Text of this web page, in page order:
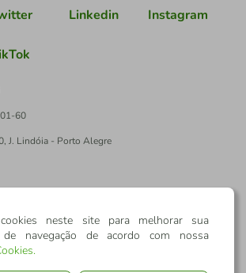
Linkedin Instagram
60
J. Lindóia - Porto Alegre
neste site para melhorar sua
de navegação de acordo com nossa
.